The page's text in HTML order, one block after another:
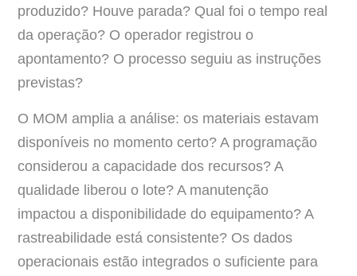
produzido? Houve parada? Qual foi o tempo real
da operação? O operador registrou o
apontamento? O processo seguiu as instruções
previstas?
O MOM amplia a análise: os materiais estavam
disponíveis no momento certo? A programação
considerou a capacidade dos recursos? A
qualidade liberou o lote? A manutenção
impactou a disponibilidade do equipamento? A
rastreabilidade está consistente? Os dados
operacionais estão integrados o suficiente para